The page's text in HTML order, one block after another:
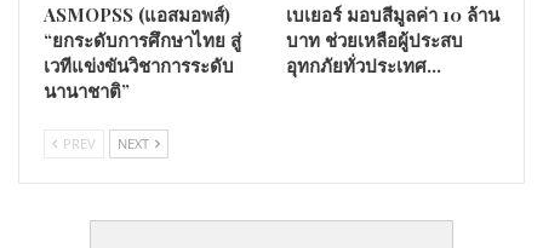
ASMOPSS (แอสมอพส์)
“ยกระดับการศึกษาไทย สู่
เวทีแข่งขันวิชาการระดับ
นานาชาติ”
เบเยอร์ มอบสีมูลค่า 10 ล้าน
บาท ช่วยเหลือผู้ประสบ
อุทกภัยทั่วประเทศ…
PREV NEXT